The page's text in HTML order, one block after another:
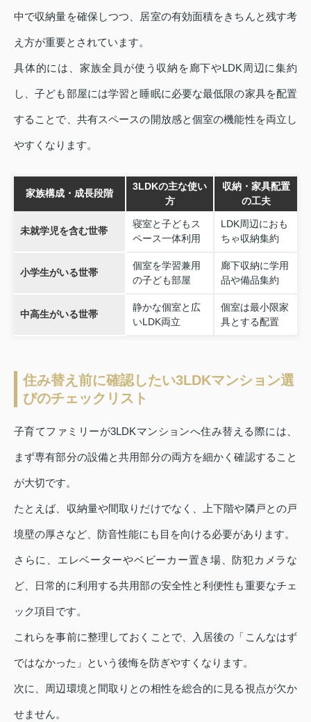
中で収納量を確保しつつ、居室の有効面積をきちんと残す考
え方が重要とされています。
具体的には、家族全員が使う収納を廊下やLDK周辺に集約
し、子ども部屋には学習と睡眠に必要な最低限の家具を配置
することで、共有スペースの開放感と個室の機能性を両立し
やすくなります。
家族構成・成長段階
3LDKの主な使い
方
収納・家具配置
の工夫
未就学児を含む世帯
寝室と子どもス
ペース一体利用
LDK周辺におも
ちゃ収納集約
小学生がいる世帯
個室を学習兼用
の子ども部屋
廊下収納に学用
品や備品集約
中高生がいる世帯
静かな個室と広
いLDK両立
個室は最小限家
具とする配置
住み替え前に確認したい3LDKマンション選
びのチェックリスト
子育てファミリーが3LDKマンションへ住み替える際には、
まず専有部分の設備と共用部分の両方を細かく確認すること
が大切です。
たとえば、収納量や間取りだけでなく、上下階や隣戸との戸
境壁の厚さなど、防音性能にも目を向ける必要があります。
さらに、エレベーターやベビーカー置き場、防犯カメラな
ど、日常的に利用する共用部の安全性と利便性も重要なチェ
ック項目です。
これらを事前に整理しておくことで、入居後の「こんなはず
ではなかった」という後悔を防ぎやすくなります。
次に、周辺環境と間取りとの相性を総合的に見る視点が欠か
せません。